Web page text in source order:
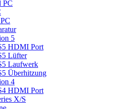
PC
5
HDMI Port
Lüfter
Laufwerk
Überhitzung
4
HDMI Port
X/S